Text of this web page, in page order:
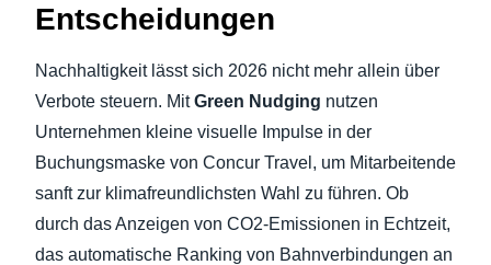
Entscheidungen
Nachhaltigkeit lässt sich 2026 nicht mehr allein über
Verbote steuern. MitGreen Nudging nutzen
Unternehmen kleine visuelle Impulse in der
Buchungsmaske von Concur Travel, um Mitarbeitende
sanft zur klimafreundlichsten Wahl zu führen. Ob
durch das Anzeigen von CO2-Emissionen in Echtzeit,
das automatische Ranking von Bahnverbindungen an